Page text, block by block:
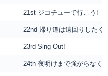
21st ジコチューで行こう!
22nd 帰り道は遠回りしたく
23rd Sing Out!
24th 夜明けまで強がらなく